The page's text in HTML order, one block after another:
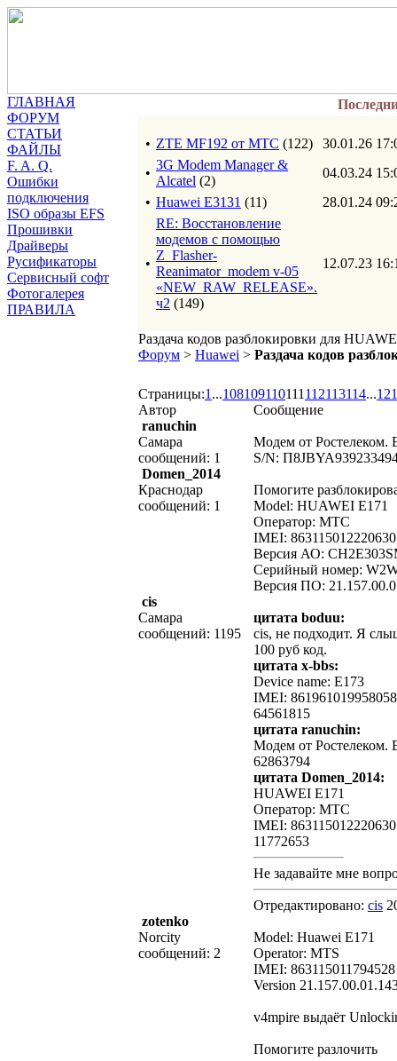
ГЛАВНАЯ
ФОРУМ
СТАТЬИ
ФАЙЛЫ
F. A. Q.
Ошибки
подключения
ISO образы EFS
Прошивки
Драйверы
Русификаторы
Сервисный софт
Фотогалерея
ПРАВИЛА
• ZTE MF192 от МТС (122)
30.01.26
•
3G Modem Manager &
Alcatel (2)
04.03.24
• Huawei E3131 (11) 28.01.24
•
RE: Восстановление
модемов с помощью
Z_Flasher-
Reanimator_modem v-05
«NEW_RAW_RELEASE».
ч2 (149)
12.07.23
Раздача кодов разблокировки для
Форум > Huawei > Раздача кодов
Страницы:1 ...108109110111 112113114...121
Автор
Сообщение
ranuchin
Самара
сообщений: 1
Модем от Ростелеком.
S/N:
Domen_2014
Краснодар
сообщений: 1
Помогите
Model: HUAWEI E171
Оператор: MTС
IMEI: 863115012220630
Версия АО:
Серийный номер:
Версия ПО:
cis
Самара
сообщений: 1195
цитата boduu:
cis, не подходит. Я
100 руб код.
цитата x-bbs:
Device name: E173
IMEI: 861961019958058
64561815
цитата ranuchin:
Модем от Ростелеком.
62863794
цитата Domen_2014:
HUAWEI E171
Оператор: MTС
IMEI: 863115012220630
11772653
Не задавайте мне
Отредактировано: cis
zotenko
Norcity
сообщений: 2
Model: Huawei E171
Operator: MTS
IMEI: 863115011794528
Version
v4mpire выдаёт
Помогите разлочить